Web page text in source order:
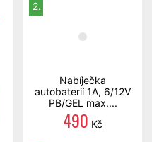
2.
Nabíječka
autobaterií 1A, 6/12V
PB/GEL max....
490 Kč